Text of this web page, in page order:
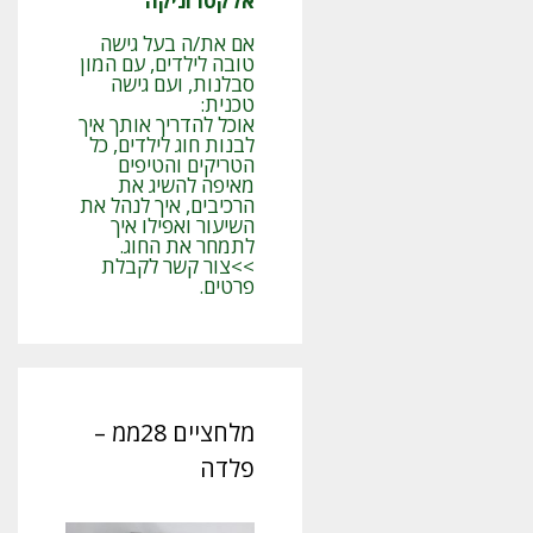
אם את/ה בעל גישה
טובה לילדים, עם המון
סבלנות, ועם גישה
טכנית:
אוכל להדריך אותך איך
לבנות חוג לילדים, כל
הטריקים והטיפים
מאיפה להשיג את
הרכיבים, איך לנהל את
השיעור ואפילו איך
לתמחר את החוג.
>>צור קשר לקבלת
פרטים.
מלחציים 28ממ –
פלדה